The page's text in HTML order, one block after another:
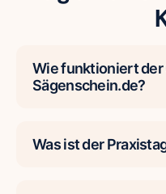
Wie funktioniert der
Sägenschein.de?
Was ist der